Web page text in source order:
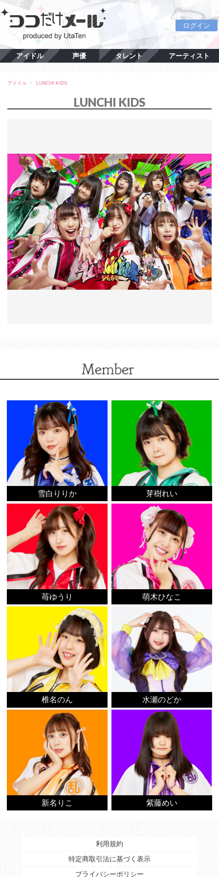
ログイン
アイドル 声優 タレント アーティスト
アイドル LUNCHI KIDS
LUNCHI KIDS
雪白りりか 芽樹れい
苺ゆうり 萌木ひなこ
椎名のん 水瀬のどか
新名りこ 紫藤めい
利用規約
特定商取引法に基づく表示
プライバシーポリシー